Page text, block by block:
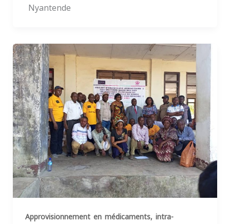
Nyantende
Approvisionnement en médicaments, intra-